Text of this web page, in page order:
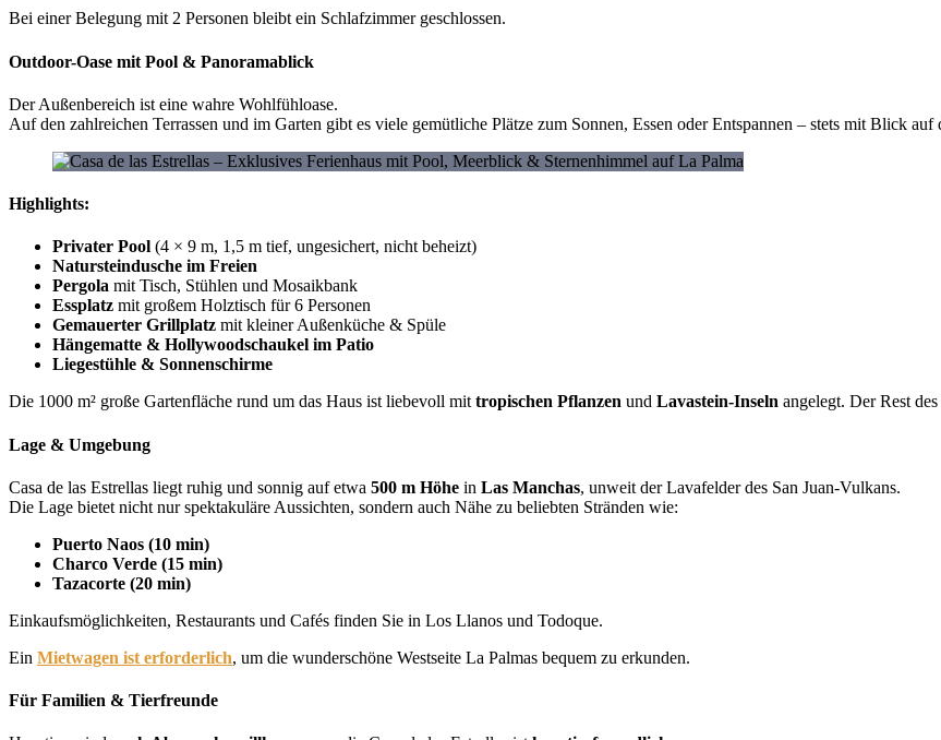
Bei einer Belegung mit 2 Personen bleibt ein Schlafzimmer geschlossen.
Outdoor-Oase mit Pool & Panoramablick
Der Außenbereich ist eine wahre Wohlfühloase.
Auf den zahlreichen Terrassen und im Garten gibt es viele gemütliche Plätze zum Sonnen, Essen oder Entspannen – stets mit Blick auf
Highlights:
Privater Pool (4 × 9 m, 1,5 m tief, ungesichert, nicht beheizt)
Natursteindusche im Freien
Pergola mit Tisch, Stühlen und Mosaikbank
Essplatz mit großem Holztisch für 6 Personen
Gemauerter Grillplatz mit kleiner Außenküche & Spüle
Hängematte & Hollywoodschaukel im Patio
Liegestühle & Sonnenschirme
Die 1000 m² große Gartenfläche rund um das Haus ist liebevoll mit tropischen Pflanzen und Lavastein-Inseln angelegt. Der Rest
Lage & Umgebung
Casa de las Estrellas liegt ruhig und sonnig auf etwa 500 m Höhe in Las Manchas, unweit der Lavafelder des San Juan-Vulkans.
Die Lage bietet nicht nur spektakuläre Aussichten, sondern auch Nähe zu beliebten Stränden wie:
Puerto Naos (10 min)
Charco Verde (15 min)
Tazacorte (20 min)
Einkaufsmöglichkeiten, Restaurants und Cafés finden Sie in Los Llanos und Todoque.
Ein Mietwagen ist erforderlich, um die wunderschöne Westseite La Palmas bequem zu erkunden.
Für Familien & Tierfreunde